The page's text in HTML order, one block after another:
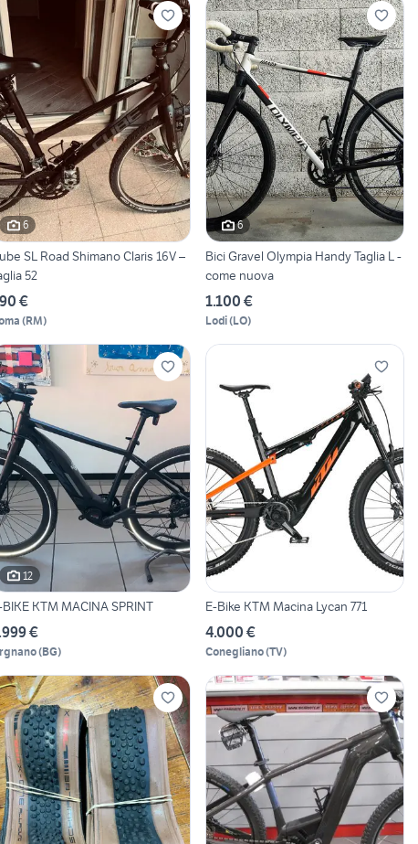
6
SL Road Shimano Claris 16V –
52
€
(RM)
6
Bici Gravel Olympia Handy Taglia L -
come nuova
1.100 €
Lodi(LO)
12
KTM MACINA SPRINT
€
(BG)
E-Bike KTM Macina Lycan 771
4.000 €
Conegliano(TV)